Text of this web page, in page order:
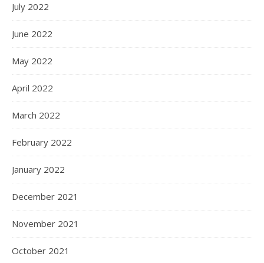
July 2022
June 2022
May 2022
April 2022
March 2022
February 2022
January 2022
December 2021
November 2021
October 2021